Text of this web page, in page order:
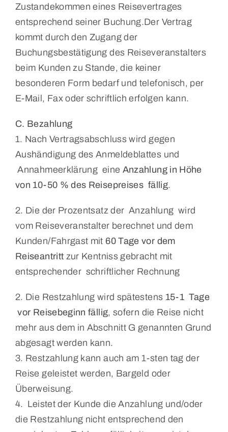
Zustandekommen eines Reisevertrages
entsprechend seiner Buchung.Der Vertrag
kommt durch den Zugang der
Buchungsbestätigung des Reiseveranstalters
beim Kunden zu Stande, die keiner
besonderen Form bedarf und telefonisch, per
E-Mail, Fax oder schriftlich erfolgen kann.
C. Bezahlung
1. Nach Vertragsabschluss wird gegen
Aushändigung des Anmeldeblattes und
Annahmeerklärung eine Anzahlung in Höhe
von 10-50 % des Reisepreises fällig.
2. Die der Prozentsatz der Anzahlung wird
vom Reiseveranstalter berechnet und dem
Kunden/Fahrgast mit 60 Tage vor dem
Reiseantritt zur Kentniss gebracht mit
entsprechender schriftlicher Rechnung
2. Die Restzahlung wird spätestens 15-1 Tage
vor Reisebeginn fällig, sofern die Reise nicht
mehr aus dem in Abschnitt G genannten Grund
abgesagt werden kann.
3. Restzahlung kann auch am 1-sten tag der
Reise geleistet werden, Bargeld oder
Überweisung.
4. Leistet der Kunde die Anzahlung und/oder
die Restzahlung nicht entsprechend den